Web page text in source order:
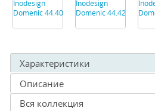
Характеристики
Описание
Вся коллекция